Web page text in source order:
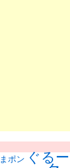
ポン ぐるー